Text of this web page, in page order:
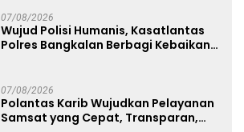
07/08/2026
Wujud Polisi Humanis, Kasatlantas
Polres Bangkalan Berbagi Kebaikan
07/08/2026
Polantas Karib Wujudkan Pelayanan
Samsat yang Cepat, Transparan,